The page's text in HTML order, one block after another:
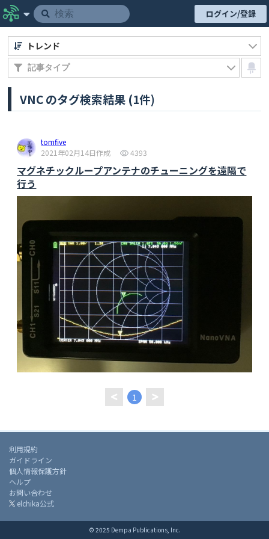
ログイン/登録
VNC のタグ検索結果 (1件)
トレンド
tomfive
2021年02月14日作成
4393
マグネチックループアンテナのチューニングを遠隔で
行う
1
利用規約
ガイドライン
個人情報保護方針
ヘルプ
お問い合わせ
elchika公式
© 2025 Dempa Publications, Inc.